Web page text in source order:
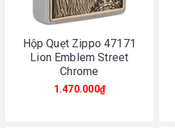
Hộp Quẹt Zippo 47171
Lion Emblem Street
Chrome
1.470.000₫